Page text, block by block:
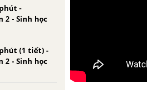
-
2 - Sinh học
(1 tiết) -
2 - Sinh học